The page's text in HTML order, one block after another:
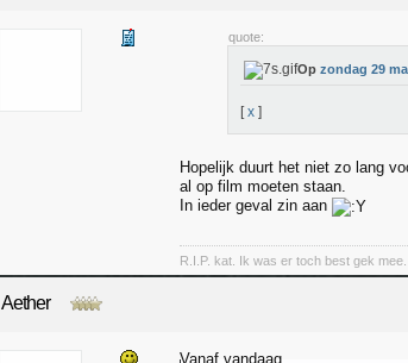
quote:
Op zondag 29
[x ]
Hopelijk duurt het niet zo lang
al op film moeten staan.
In ieder geval zin aan
R.I.P. kat. Ik was er toch best gek mee.
Aether
Vanaf vandaag